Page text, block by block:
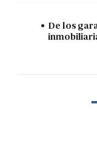
De los